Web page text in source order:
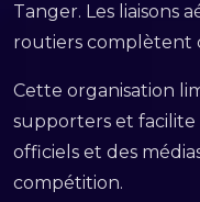
Tanger. Les liaisons
routiers complètent
Cette organisation
supporters et facilite
officiels et des
compétition.